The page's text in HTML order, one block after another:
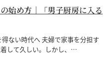
始め方｜「男子厨房に入る
ない時代へ 夫婦で家事を分担す
して久しい。しかし、…